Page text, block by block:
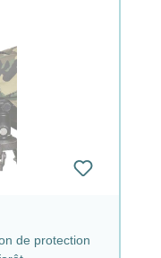
de protection